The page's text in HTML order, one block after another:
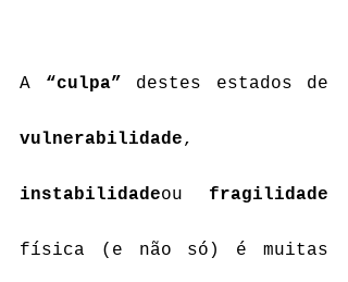
A “culpa”
vulnerabilidade
instabilidadeou fragilidade
física (e não só) é muitas